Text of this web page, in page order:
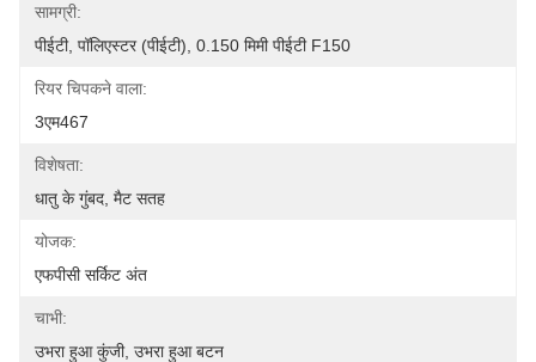
सामग्री:
पीईटी, पॉलिएस्टर (पीईटी), 0.150 मिमी पीईटी F150
रियर चिपकने वाला:
3एम467
विशेषता:
धातु के गुंबद, मैट सतह
योजक:
एफपीसी सर्किट अंत
चाभी:
उभरा हुआ कुंजी, उभरा हुआ बटन